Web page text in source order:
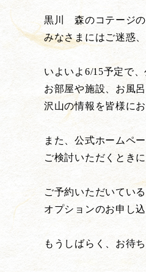
黒川 森のコテージの
みなさまにはご迷惑
いよいよ6/15予定で
お部屋や施設、お風
沢山の情報を皆様に
また、公式ホームペ
ご検討いただくとき
ご予約いただいてい
オプションのお申し
もうしばらく、お待